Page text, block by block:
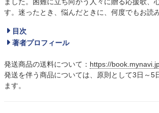
す。迷ったとき、悩んだときに、何度でもお読
目次
著者プロフィール
発送商品の送料について： https://
発送を伴う商品については、原則として3日～5
ます。